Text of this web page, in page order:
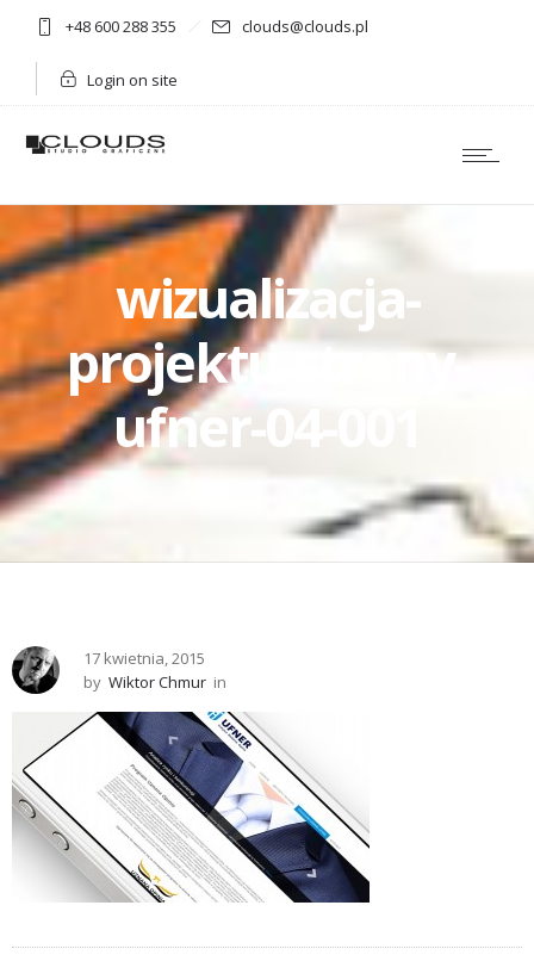
+48 600 288 355 clouds@clouds.pl
Login on site
wizualizacja-
projektu-strony-
ufner-04-001
17 kwietnia, 2015
by Wiktor Chmur in